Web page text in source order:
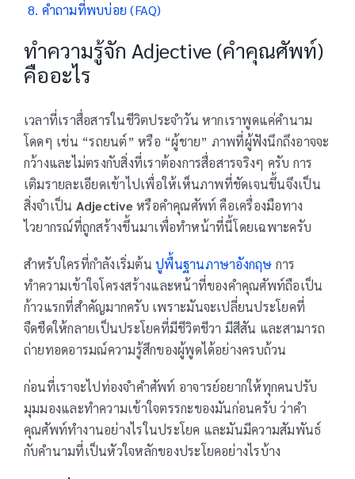
คำถามที่พบบ่อย (FAQ)
ทำความรู้จัก Adjective (คำคุณศัพท์)
คืออะไร
เวลาที่เราสื่อสารในชีวิตประจำวัน หากเราพูดแค่คำนาม
โดดๆ เช่น “รถยนต์” หรือ “ผู้ชาย” ภาพที่ผู้ฟังนึกถึงอาจจะ
กว้างและไม่ตรงกับสิ่งที่เราต้องการสื่อสารจริงๆ ครับ การ
เติมรายละเอียดเข้าไปเพื่อให้เห็นภาพที่ชัดเจนขึ้นจึงเป็น
สิ่งจำเป็น Adjective หรือคำคุณศัพท์ คือเครื่องมือทาง
ไวยากรณ์ที่ถูกสร้างขึ้นมาเพื่อทำหน้าที่นี้โดยเฉพาะครับ
สำหรับใครที่กำลังเริ่มต้นปูพื้นฐานภาษาอังกฤษ การ
ทำความเข้าใจโครงสร้างและหน้าที่ของคำคุณศัพท์ถือเป็น
ก้าวแรกที่สำคัญมากครับ เพราะมันจะเปลี่ยนประโยคที่
จืดชืดให้กลายเป็นประโยคที่มีชีวิตชีวา มีสีสัน และสามารถ
ถ่ายทอดอารมณ์ความรู้สึกของผู้พูดได้อย่างครบถ้วน
ก่อนที่เราจะไปท่องจำคำศัพท์ อาจารย์อยากให้ทุกคนปรับ
มุมมองและทำความเข้าใจตรรกะของมันก่อนครับ ว่าคำ
คุณศัพท์ทำงานอย่างไรในประโยค และมันมีความสัมพันธ์
กับคำนามที่เป็นหัวใจหลักของประโยคอย่างไรบ้าง